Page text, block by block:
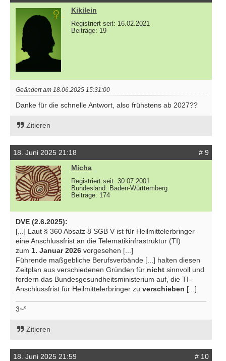
Kikilein
Registriert seit: 16.02.2021
Beiträge: 19
Geändert am 18.06.2025 15:31:00
Danke für die schnelle Antwort, also frühstens ab 2027??
Zitieren
18. Juni 2025 21:18
# 9
Micha
Registriert seit: 30.07.2001
Bundesland: Baden-Württemberg
Beiträge: 174
DVE (2.6.2025):
[...] Laut § 360 Absatz 8 SGB V ist für Heilmittelerbringer
eine Anschlussfrist an die Telematikinfrastruktur (TI)
zum 1. Januar 2026vorgesehen [...]
Führende maßgebliche Berufsverbände [...] halten diesen
Zeitplan aus verschiedenen Gründen für nichtsinnvoll und
fordern das Bundesgesundheitsministerium auf, die TI-
Anschlussfrist für Heilmittelerbringer zu verschieben [...]
3~°
Zitieren
18. Juni 2025 21:59
# 10